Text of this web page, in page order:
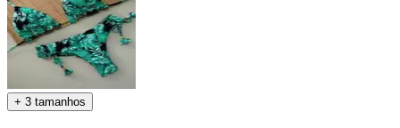
+ 3 tamanhos